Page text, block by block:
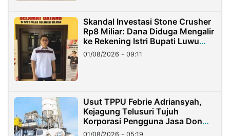
Skandal Investasi Stone Crusher
Rp8 Miliar: Dana Diduga Mengalir
ke Rekening Istri Bupati Luwu
Timur
01/08/2026 - 09:11
Usut TPPU Febrie Adriansyah,
Kejagung Telusuri Tujuh
Korporasi Pengguna Jasa Don
Ritto
01/08/2026 - 05:19